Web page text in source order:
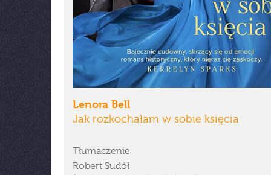
Lenora Bell
Jak rozkochałam w sobie księcia
Tłumaczenie
Robert Sudół